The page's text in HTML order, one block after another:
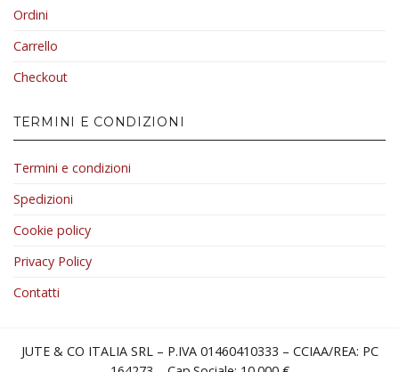
Ordini
Carrello
Checkout
TERMINI E CONDIZIONI
Termini e condizioni
Spedizioni
Cookie policy
Privacy Policy
Contatti
JUTE & CO ITALIA SRL – P.IVA 01460410333 – CCIAA/REA: PC